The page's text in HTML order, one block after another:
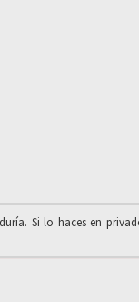
Si lo haces en